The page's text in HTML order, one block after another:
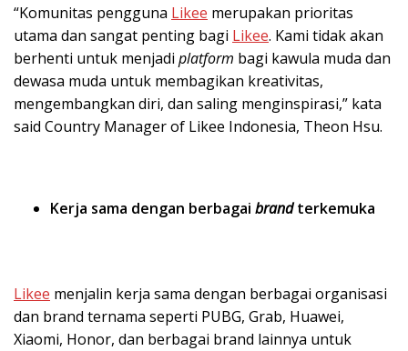
“Komunitas pengguna Likee merupakan prioritas
utama dan sangat penting bagi Likee. Kami tidak akan
berhenti untuk menjadi platform bagi kawula muda dan
dewasa muda untuk membagikan kreativitas,
mengembangkan diri, dan saling menginspirasi,” kata
said Country Manager of Likee Indonesia, Theon Hsu.
Kerja sama dengan berbagai brandterkemuka
Likee menjalin kerja sama dengan berbagai organisasi
dan brand ternama seperti PUBG, Grab, Huawei,
Xiaomi, Honor, dan berbagai brand lainnya untuk